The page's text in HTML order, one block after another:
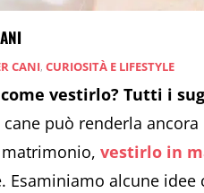
CANI, CURIOSITÀ E LIFESTYLE
vestirlo? Tutti i
può renderla
vestirlo in
Esaminiamo alcune